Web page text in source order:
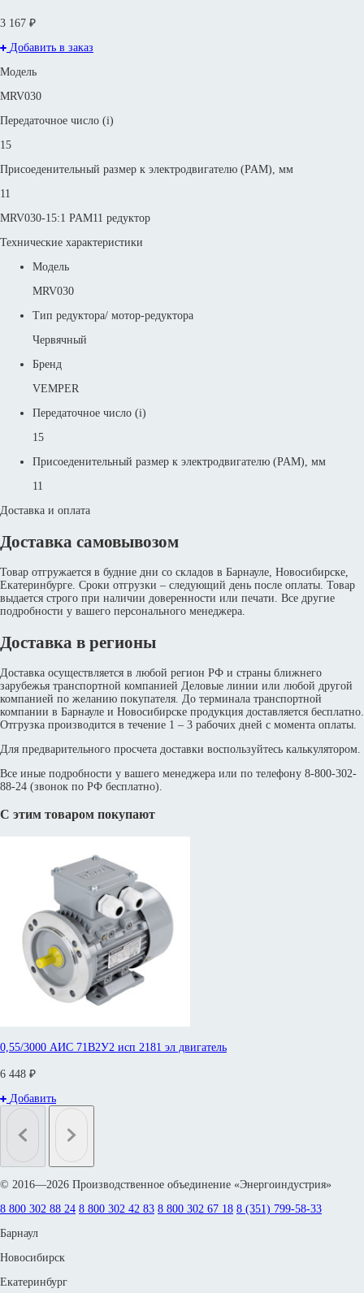
3 167 ₽
Добавить в заказ
Модель
MRV030
Передаточное число (i)
15
Присоеденительный размер к электродвигателю (PAM), мм
11
MRV030-15:1 PAM11 редуктор
Технические характеристики
Модель
MRV030
Тип редуктора/ мотор-редуктора
Червячный
Бренд
VEMPER
Передаточное число (i)
15
Присоеденительный размер к электродвигателю (PAM), мм
11
Доставка и оплата
Доставка самовывозом
Товар отгружается в будние дни со складов в Барнауле, Новосибирске,
Екатеринбурге. Сроки отгрузки – следующий день после оплаты. Товар
выдается строго при наличии доверенности или печати. Все другие
подробности у вашего персонального менеджера.
Доставка в регионы
Доставка осуществляется в любой регион РФ и страны ближнего
зарубежья транспортной компанией Деловые линии или любой другой
компанией по желанию покупателя. До терминала транспортной
компании в Барнауле и Новосибирске продукция доставляется бесплатно.
Отгрузка производится в течение 1 – 3 рабочих дней с момента оплаты.
Для предварительного просчета доставки воспользуйтесь калькулятором.
Все иные подробности у вашего менеджера или по телефону 8-800-302-
88-24 (звонок по РФ бесплатно).
С этим товаром покупают
0,55/3000 АИС 71В2У2 исп 2181 эл двигатель
6 448 ₽
Добавить
© 2016—2026 Производственное объединение «Энергоиндустрия»
8 800 302 88 24 8 800 302 42 83 8 800 302 67 18 8 (351) 799-58-33
Барнаул
Новосибирск
Екатеринбург